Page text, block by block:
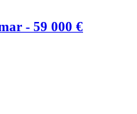
- 59 000 €